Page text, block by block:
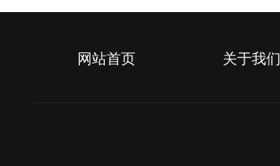
网站首页 关于我们